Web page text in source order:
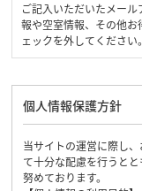
ご記入いただいたメー
報や空室情報、その他
ェックを外してください。
個人情報保護方針
当サイトの運営に際し
て十分な配慮を行うと
努めております。